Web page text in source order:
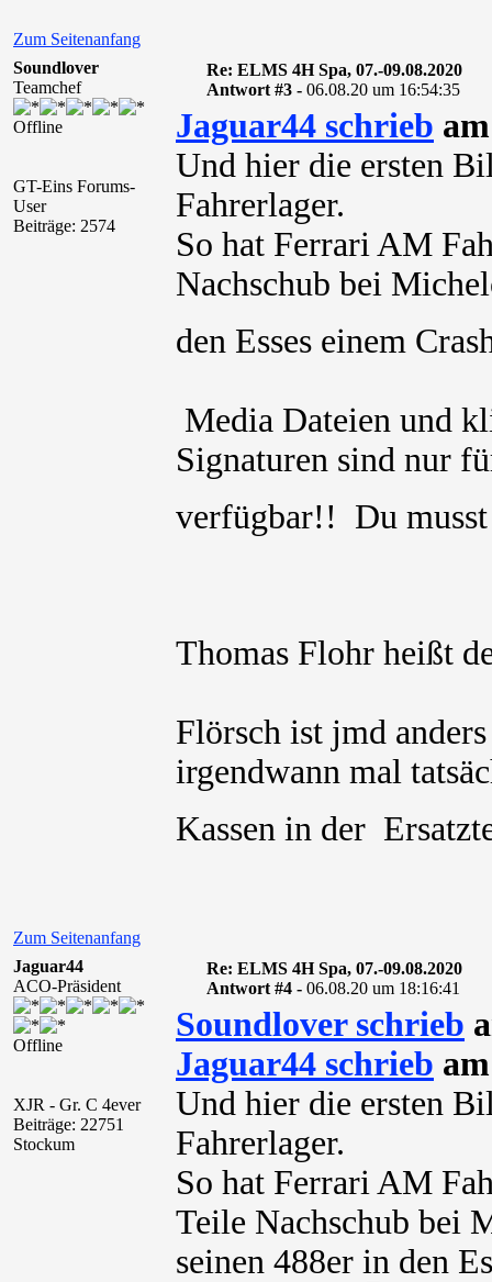
Zum Seitenanfang
Soundlover
Teamchef
Offline
GT-Eins Forums-
User
Beiträge: 2574
Re: ELMS 4H Spa, 07.-09.08.2020
Antwort #3 - 06.08.20 um 16:54:35
Jaguar44 schrieb
Und hier die ersten
Fahrerlager.
So hat Ferrari AM
Nachschub bei
den Esses einem
Media Dateien und
Signaturen sind nur
verfügbar!! Du
Thomas Flohr heißt
Flörsch ist jmd
irgendwann mal
Kassen in der
Zum Seitenanfang
Jaguar44
ACO-Präsident
Offline
XJR - Gr. C 4ever
Beiträge: 22751
Stockum
Re: ELMS 4H Spa, 07.-09.08.2020
Antwort #4 - 06.08.20 um 18:16:41
Soundlover schrieb
Jaguar44 schrieb
Und hier die ersten
Fahrerlager.
So hat Ferrari AM
Teile Nachschub bei
seinen 488er in den